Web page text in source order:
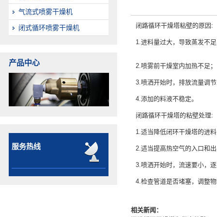
气流式喷雾干燥机
闭式循环喷雾干燥机
产品中心
服务热线
闭路循环干燥塔粘壁的原因:
1.进料量过大，导致蒸发不
2.喷雾前干燥室内加热不足；
3.喷洒开始时，排放流量调
4.添加的料液不稳定。
闭路循环干燥塔的粘壁处理:
1.适当降低闭环干燥塔的进
2.适当提高热空气的入口和
3.喷洒开始时，流速要小，
4.检查管道是否堵塞，调整
相关新闻：